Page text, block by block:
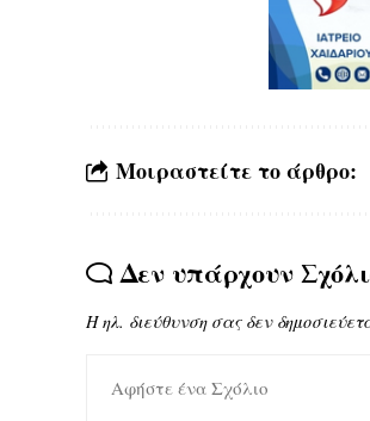
Μοιραστείτε το άρθρο:
Δεν υπάρχουν
Η ηλ. διεύθυνση σας δεν